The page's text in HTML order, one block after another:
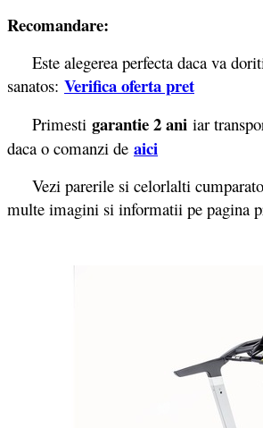
Recomandare:
Este alegerea perfecta daca va
sanatos: Verifica oferta pret
Primesti garantie 2 ani iar
daca o comanzi de aici
Vezi parerile si celorlalti
multe imagini si informatii pe pagina